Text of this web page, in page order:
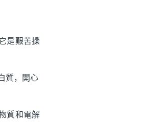
是艱苦操
質，開心
質和電解